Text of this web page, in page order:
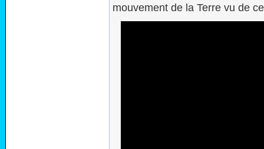
mouvement de la Terre vu de